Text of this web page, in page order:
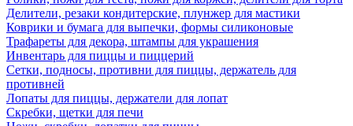
Делители, резаки кондитерские, плунжер для мастики
Коврики и бумага для выпечки, формы силиконовые
Трафареты для декора, штампы для украшения
Инвентарь для пиццы и пиццерий
Сетки, подносы, противни для пиццы, держатель для
противней
Лопаты для пиццы, держатели для лопат
Скребки, щетки для печи